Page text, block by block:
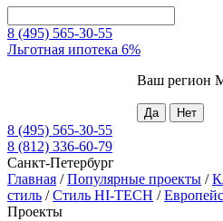
8 (495) 565-30-55
Льготная ипотека 6%
Ваш регион
8 (495) 565-30-55
8 (812) 336-60-79
Санкт-Петербург
Главная /Популярные проекты /
стиль /Стиль HI-TECH /
Проекты